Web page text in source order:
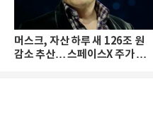
머스크, 자산 하루 새 126조 원
감소 추산… 스페이스X 주가 하